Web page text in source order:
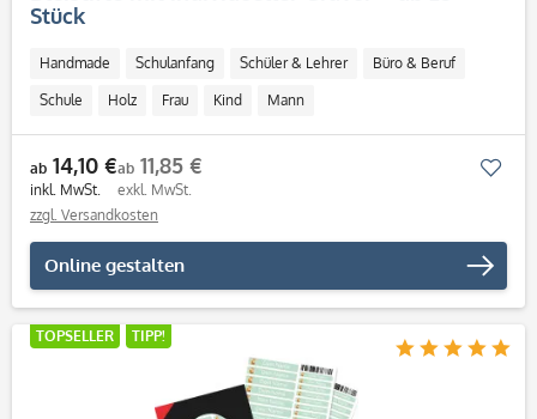
Stück
Handmade Schulanfang Schüler & Lehrer Büro & Beruf
Schule Holz Frau Kind Mann
Personalisierbar / Onlinegestaltung
ab 14,10 €
inkl. MwSt.
ab 11,85 €
exkl. MwSt.
zzgl. Versandkosten
Online gestalten
TOPSELLER TIPP!